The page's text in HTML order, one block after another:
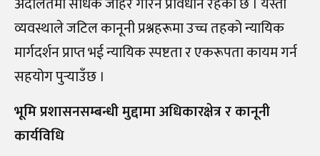
व्यवस्थाले जटिल कानूनी प्रश्नहरूमा उच्च तहको न्यायिक
मार्गदर्शन प्राप्त भई न्यायिक स्पष्टता र एकरूपता कायम गर्न
सहयोग पुर्‍याउँछ ।
भूमि प्रशासनसम्बन्धी मुद्दामा अधिकारक्षेत्र र कानूनी
कार्यविधि